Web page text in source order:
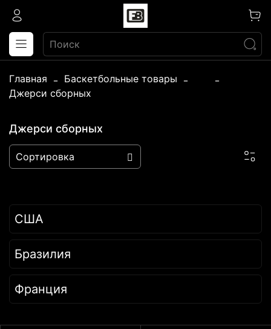
Главная Баскетбольные товары
Джерси сборных
Джерси сборных
США
Бразилия
Франция